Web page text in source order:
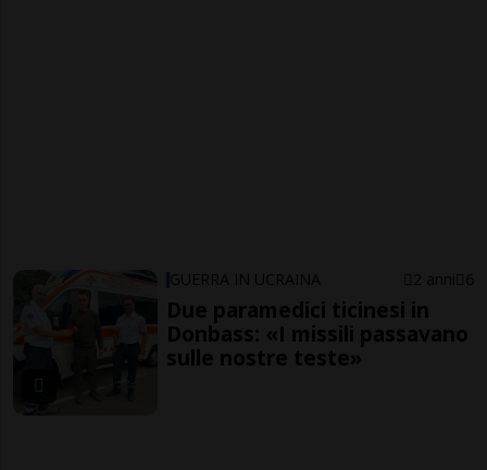
GUERRA IN UCRAINA 2 anni 6
Due paramedici ticinesi in
Donbass: «I missili passavano
sulle nostre teste»